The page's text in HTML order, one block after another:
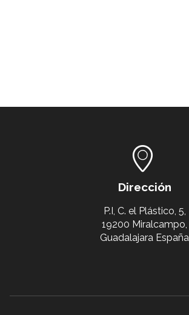
Dirección
P.I, C. el Plástico, 5,
19200 Miralcampo,
Guadalajara España